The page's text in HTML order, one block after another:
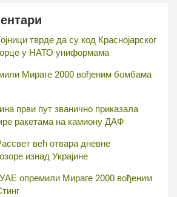
тврде да су код Краснојарског
у НАТО униформама
Мираге 2000 вођеним бомбама
први пут званично приказала
ракетама на камиону ДАФ
већ отвара дневне
изнад Украјине
УАЕ опремили Мираге 2000 вођеним